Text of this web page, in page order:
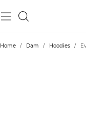
Home / Dam / Hoodies /